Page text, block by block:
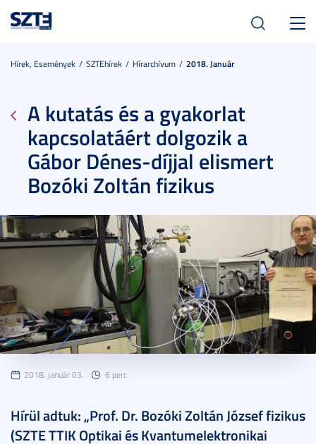
Hírek, Események SZTEhírek Hírarchívum 2018. Január
A kutatás és a gyakorlat
kapcsolatáért dolgozik a
Gábor Dénes-díjjal elismert
Bozóki Zoltán fizikus
2018. január 03. 6 perc
Hírül adtuk: „Prof. Dr. Bozóki Zoltán József fizikus
(SZTE TTIK Optikai és Kvantumelektronikai